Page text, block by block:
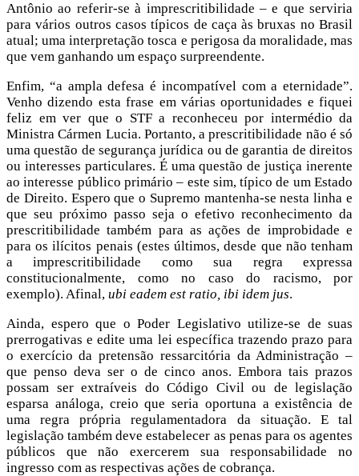
Antônio ao referir-se à imprescritibilidade – e que serviria
para vários outros casos típicos de caça às bruxas no Brasil
atual; uma interpretação tosca e perigosa da moralidade, mas
que vem ganhando um espaço surpreendente.
Enfim, “a ampla defesa é incompatível com a eternidade”.
Venho dizendo esta frase em várias oportunidades e fiquei
feliz em ver que o STF a reconheceu por intermédio da
Ministra Cármen Lucia. Portanto, a prescritibilidade não é só
uma questão de segurança jurídica ou de garantia de direitos
ou interesses particulares. É uma questão de justiça inerente
ao interesse público primário – este sim, típico de um Estado
de Direito. Espero que o Supremo mantenha-se nesta linha e
que seu próximo passo seja o efetivo reconhecimento da
prescritibilidade também para as ações de improbidade e
para os ilícitos penais (estes últimos, desde que não tenham
a imprescritibilidade como sua regra expressa
constitucionalmente, como no caso do racismo, por
exemplo). Afinal, ubi eadem est ratio, ibi idem jus.
Ainda, espero que o Poder Legislativo utilize-se de suas
prerrogativas e edite uma lei específica trazendo prazo para
o exercício da pretensão ressarcitória da Administração –
que penso deva ser o de cinco anos. Embora tais prazos
possam ser extraíveis do Código Civil ou de legislação
esparsa análoga, creio que seria oportuna a existência de
uma regra própria regulamentadora da situação. E tal
legislação também deve estabelecer as penas para os agentes
públicos que não exercerem sua responsabilidade no
ingresso com as respectivas ações de cobrança.